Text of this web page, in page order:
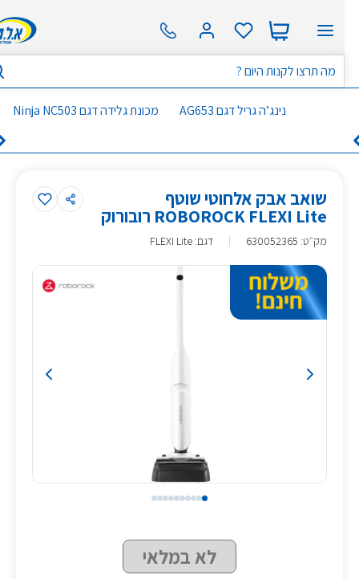
נינג’ה גריל דגם AG653 מכונת גלידה דגם Ninja NC503
שואב אבק אלחוטי שוטף
ROBOROCK FLEXI Lite רובורוק
מק״ט:
630052365 דגם: FLEXI Lite
לא במלאי